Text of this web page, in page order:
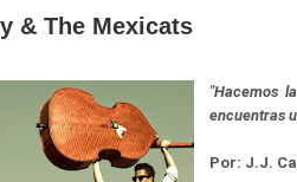
& The Mexicats
"Hacemos
encuentras
Por: J.J.